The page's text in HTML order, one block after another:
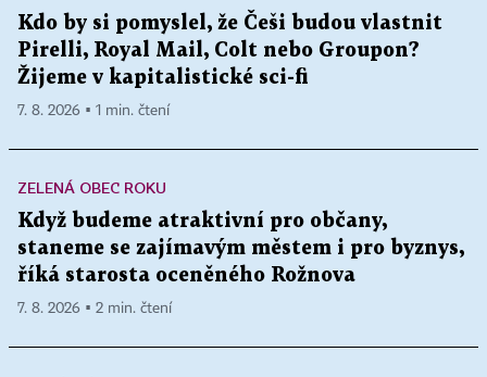
Kdo by si pomyslel, že Češi budou vlastnit
Pirelli, Royal Mail, Colt nebo Groupon?
Žijeme v kapitalistické sci-fi
7. 8. 2026 ▪ 1 min. čtení
ZELENÁ OBEC ROKU
Když budeme atraktivní pro občany,
staneme se zajímavým městem i pro byznys,
říká starosta oceněného Rožnova
7. 8. 2026 ▪ 2 min. čtení